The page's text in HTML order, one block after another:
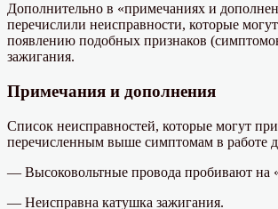
Дополнительно в «примечаниях и
перечислили неисправности, которые
появлению подобных признаков
зажигания.
Примечания и дополнения
Список неисправностей, которые могут
перечисленным выше симптомам в работе
— Высоковольтные провода пробивают на
— Неисправна катушка зажигания.